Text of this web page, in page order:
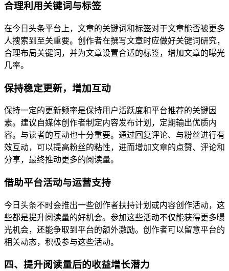
合理利用关键词与标签
在今日头条平台上，文章的关键词和标签对于文章能否被更多
人搜索到至关重要。创作者在撰写文章时应做好关键词研究，
合理布局关键词，并为文章设置合适的标签，增加文章的曝光
几率。
保持稳定更新，增加互动
保持一定的更新频率是保持用户活跃度和平台推荐的关键因
素。建议自媒体创作者制定内容发布计划，定期输出优质内
容。与读者的互动也十分重要。通过回复评论、与粉丝进行有
效互动，可以提高粉丝的粘性，进而增加文章的点赞、评论和
分享，最终推动更多的阅读量。
借助平台活动与运营支持
今日头条不时会推出一些创作者扶持计划或内容创作活动，这
些都是提升阅读量的好机会。参加这些活动不仅能获得更多曝
光机会，还能争取到平台的额外激励。创作者可以留意平台的
相关动态，积极参与这些活动。
四、提升阅读量后的收益增长潜力